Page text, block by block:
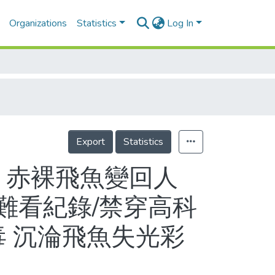
Organizations Statistics Log In
Export Statistics
裸飛魚變回人
看紀錄/禁穿高科
沉淪飛魚失光彩